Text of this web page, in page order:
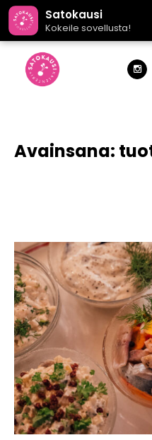
Satokausi
Kokeile sovellusta!
Avainsana: